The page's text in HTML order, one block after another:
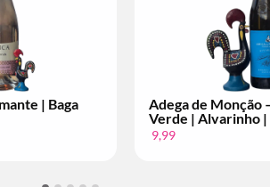
Adega de Monção – Vinho
Verde | Alvarinho | Per Fles